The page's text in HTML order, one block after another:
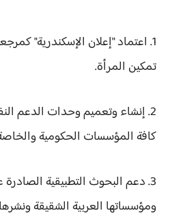
1. اعتماد "إعلان الإسكندرية"
تمكين المرأة.
2. إنشاء وتعميم وحدات الدعم
كافة المؤسسات الحكومية
3. دعم البحوث التطبيقية
ومؤسساتها العربية الشقيقة